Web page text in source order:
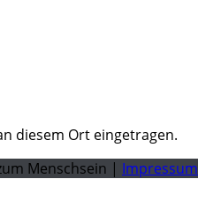
diesem Ort eingetragen.
Menschsein | Impressum